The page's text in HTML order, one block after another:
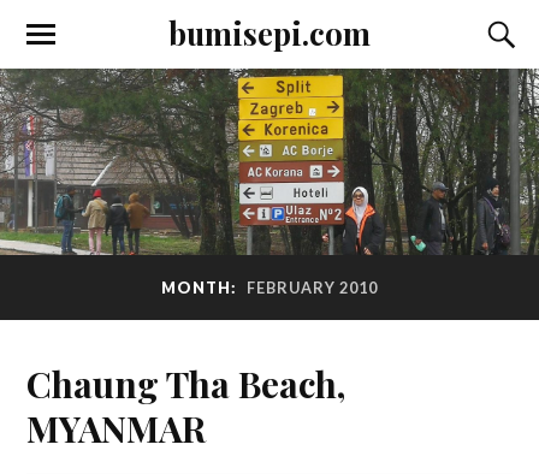
bumisepi.com
MONTH: FEBRUARY 2010
Chaung Tha Beach,
MYANMAR